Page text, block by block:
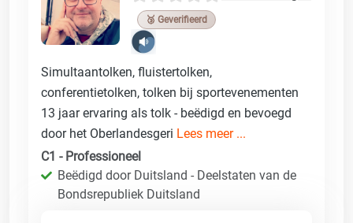
🥉 Geverifieerd
Simultaantolken, fluistertolken,
conferentietolken, tolken bij sportevenementen
13 jaar ervaring als tolk - beëdigd en bevoegd
door het Oberlandesgeri Lees meer ...
C1 - Professioneel
Beëdigd door Duitsland - Deelstaten van de
Bondsrepubliek Duitsland